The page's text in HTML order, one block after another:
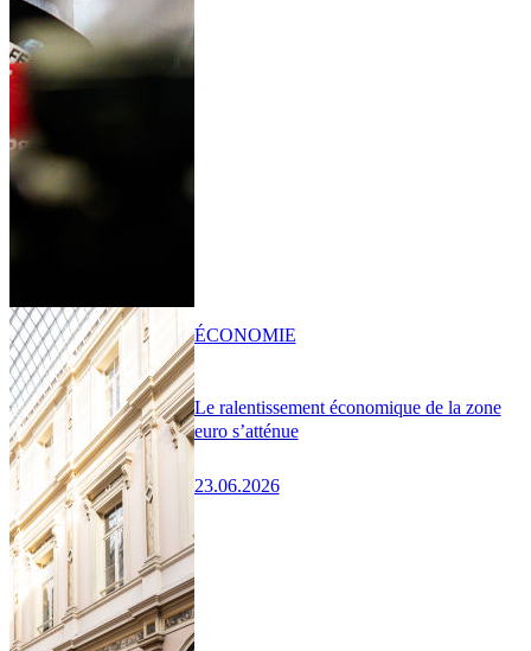
Le ralentissement économique de la zone
euro s’atténue
23.06.2026
ÉCONOMIE